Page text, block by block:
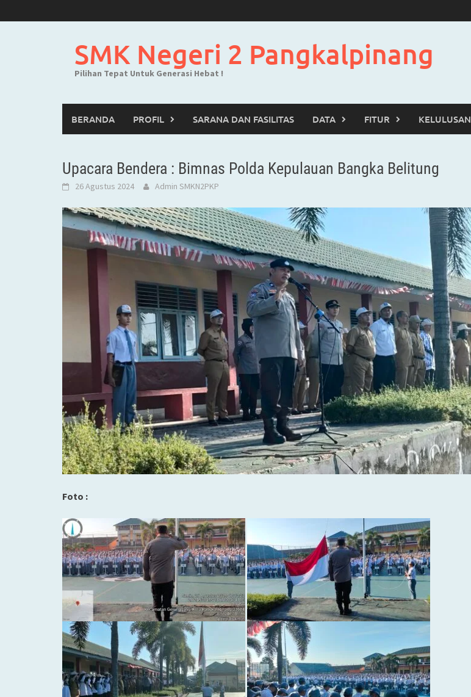
to
SMK Negeri 2 Pangkalpinang
Pilihan Tepat Untuk Generasi Hebat !
BERANDA PROFIL SARANA DAN FASILITAS DATA FITUR KELULUSAN
Upacara Bendera : Bimnas Polda Kepulauan Bangka Belitung
26 Agustus 2024 Admin SMKN2PKP
Foto :